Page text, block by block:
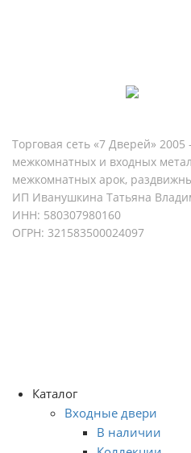
Торговая сеть «7 Дверей»
межкомнатных и входных
межкомнатных арок,
ИП Иванушкина Татьяна
ИНН: 580307980160
ОГРН: 321583500024097
Каталог
Входные двери
В наличии